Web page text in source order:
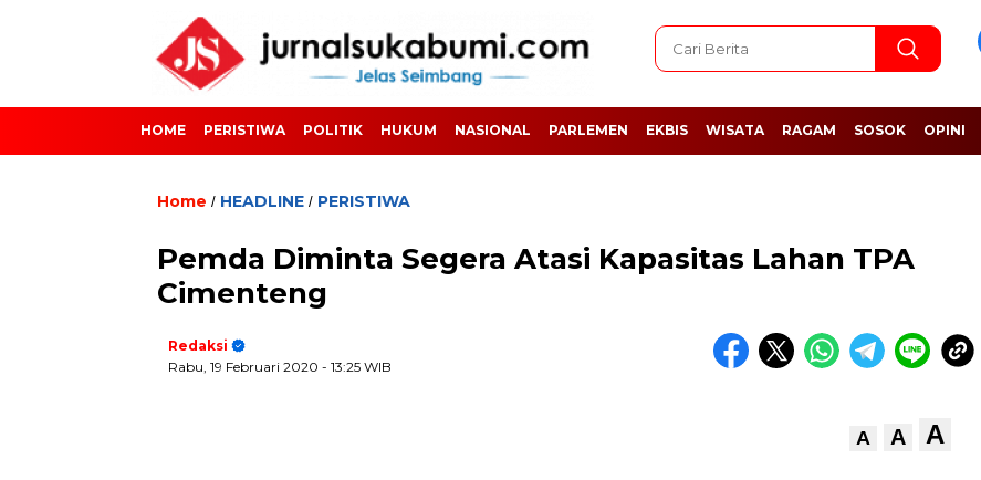
HOME PERISTIWA POLITIK HUKUM NASIONAL PARLEMEN EKBIS WISATA RAGAM SOSOK OPINI
Home / HEADLINE / PERISTIWA
Pemda Diminta Segera Atasi Kapasitas Lahan TPA
Cimenteng
Redaksi
Rabu, 19 Februari 2020 - 13:25 WIB
A A A